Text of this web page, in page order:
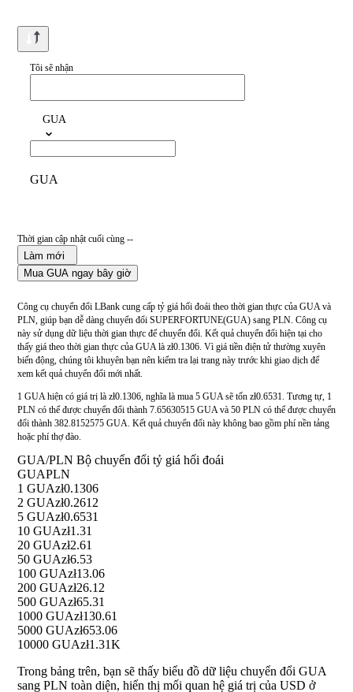
Tôi sẽ nhận
GUA
GUA
Thời gian cập nhật cuối cùng --
Làm mới
Mua GUA ngay bây giờ
Công cụ chuyển đổi LBank cung cấp tỷ giá hối đoái theo thời gian thực của GUA và
PLN, giúp bạn dễ dàng chuyển đổi SUPERFORTUNE(GUA) sang PLN. Công cụ
này sử dụng dữ liệu thời gian thực để chuyển đổi. Kết quả chuyển đổi hiện tại cho
thấy giá theo thời gian thực của GUA là zł0.1306. Vì giá tiền điện tử thường xuyên
biến động, chúng tôi khuyên bạn nên kiểm tra lại trang này trước khi giao dịch để
xem kết quả chuyển đổi mới nhất.
1 GUA hiện có giá trị là zł0.1306, nghĩa là mua 5 GUA sẽ tốn zł0.6531. Tương tự, 1
PLN có thể được chuyển đổi thành 7.65630515 GUA và 50 PLN có thể được chuyển
đổi thành 382.8152575 GUA. Kết quả chuyển đổi này không bao gồm phí nền tảng
hoặc phí thợ đào.
GUA/PLN Bộ chuyển đổi tỷ giá hối đoái
GUAPLN
1 GUAzł0.1306
2 GUAzł0.2612
5 GUAzł0.6531
10 GUAzł1.31
20 GUAzł2.61
50 GUAzł6.53
100 GUAzł13.06
200 GUAzł26.12
500 GUAzł65.31
1000 GUAzł130.61
5000 GUAzł653.06
10000 GUAzł1.31K
Trong bảng trên, bạn sẽ thấy biểu đồ dữ liệu chuyển đổi GUA
sang PLN toàn diện, hiển thị mối quan hệ giá trị của USD ở